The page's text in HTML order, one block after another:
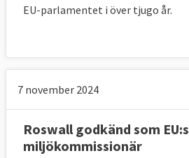
EU-parlamentet i över tjugo år.
7 november 2024
Roswall godkänd som EU:s
miljökommissionär